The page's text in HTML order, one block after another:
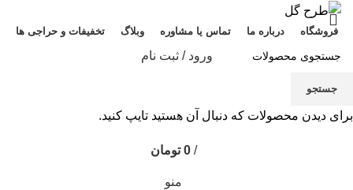
فروشگاه درباره ما تماس یا مشاوره وبلاگ تخفیفات و حراجی ها
ورود / ثبت نام
0
/
0 تومان
منو
جستجو
برای دیدن محصولات که دنبال آن هستید تایپ کنید.